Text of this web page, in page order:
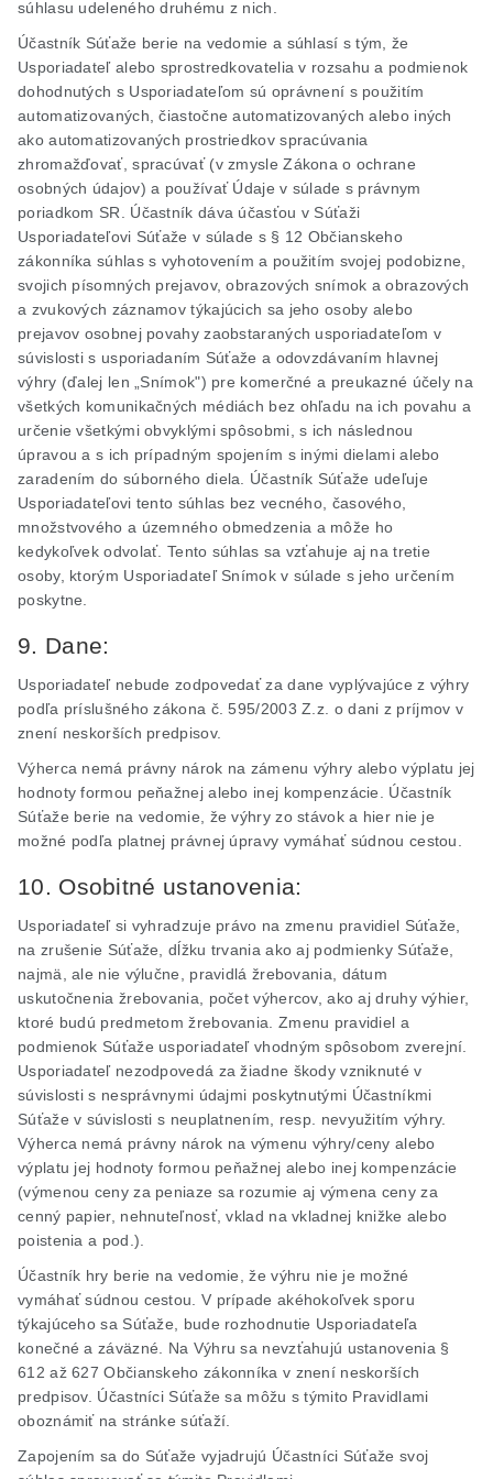
súhlasu udeleného druhému z nich.
Účastník Súťaže berie na vedomie a súhlasí s tým, že
Usporiadateľ alebo sprostredkovatelia v rozsahu a podmienok
dohodnutých s Usporiadateľom sú oprávnení s použitím
automatizovaných, čiastočne automatizovaných alebo iných
ako automatizovaných prostriedkov spracúvania
zhromažďovať, spracúvať (v zmysle Zákona o ochrane
osobných údajov) a používať Údaje v súlade s právnym
poriadkom SR. Účastník dáva účasťou v Súťaži
Usporiadateľovi Súťaže v súlade s § 12 Občianskeho
zákonníka súhlas s vyhotovením a použitím svojej podobizne,
svojich písomných prejavov, obrazových snímok a obrazových
a zvukových záznamov týkajúcich sa jeho osoby alebo
prejavov osobnej povahy zaobstaraných usporiadateľom v
súvislosti s usporiadaním Súťaže a odovzdávaním hlavnej
výhry (ďalej len „Snímok") pre komerčné a preukazné účely na
všetkých komunikačných médiách bez ohľadu na ich povahu a
určenie všetkými obvyklými spôsobmi, s ich následnou
úpravou a s ich prípadným spojením s inými dielami alebo
zaradením do súborného diela. Účastník Súťaže udeľuje
Usporiadateľovi tento súhlas bez vecného, časového,
množstvového a územného obmedzenia a môže ho
kedykoľvek odvolať. Tento súhlas sa vzťahuje aj na tretie
osoby, ktorým Usporiadateľ Snímok v súlade s jeho určením
poskytne.
9. Dane:
Usporiadateľ nebude zodpovedať za dane vyplývajúce z výhry
podľa príslušného zákona č. 595/2003Z.z . o dani z príjmov v
znení neskorších predpisov.
Výherca nemá právny nárok na zámenu výhry alebo výplatu jej
hodnoty formou peňažnej alebo inej kompenzácie. Účastník
Súťaže berie na vedomie, že výhry zo stávok a hier nie je
možné podľa platnej právnej úpravy vymáhať súdnou cestou.
10. Osobitné ustanovenia:
Usporiadateľ si vyhradzuje právo na zmenu pravidiel Súťaže,
na zrušenie Súťaže, dĺžku trvania ako aj podmienky Súťaže,
najmä, ale nie výlučne, pravidlá žrebovania, dátum
uskutočnenia žrebovania, počet výhercov, ako aj druhy výhier,
ktoré budú predmetom žrebovania. Zmenu pravidiel a
podmienok Súťaže usporiadateľ vhodným spôsobom zverejní.
Usporiadateľ nezodpovedá za žiadne škody vzniknuté v
súvislosti s nesprávnymi údajmi poskytnutými Účastníkmi
Súťaže v súvislosti s neuplatnením, resp. nevyužitím výhry.
Výherca nemá právny nárok na výmenu výhry/ceny alebo
výplatu jej hodnoty formou peňažnej alebo inej kompenzácie
(výmenou ceny za peniaze sa rozumie aj výmena ceny za
cenný papier, nehnuteľnosť, vklad na vkladnej knižke alebo
poistenia a pod.).
Účastník hry berie na vedomie, že výhru nie je možné
vymáhať súdnou cestou. V prípade akéhokoľvek sporu
týkajúceho sa Súťaže, bude rozhodnutie Usporiadateľa
konečné a záväzné. Na Výhru sa nevzťahujú ustanovenia §
612 až 627 Občianskeho zákonníka v znení neskorších
predpisov. Účastníci Súťaže sa môžu s týmito Pravidlami
oboznámiť na stránke súťaží.
Zapojením sa do Súťaže vyjadrujú Účastníci Súťaže svoj